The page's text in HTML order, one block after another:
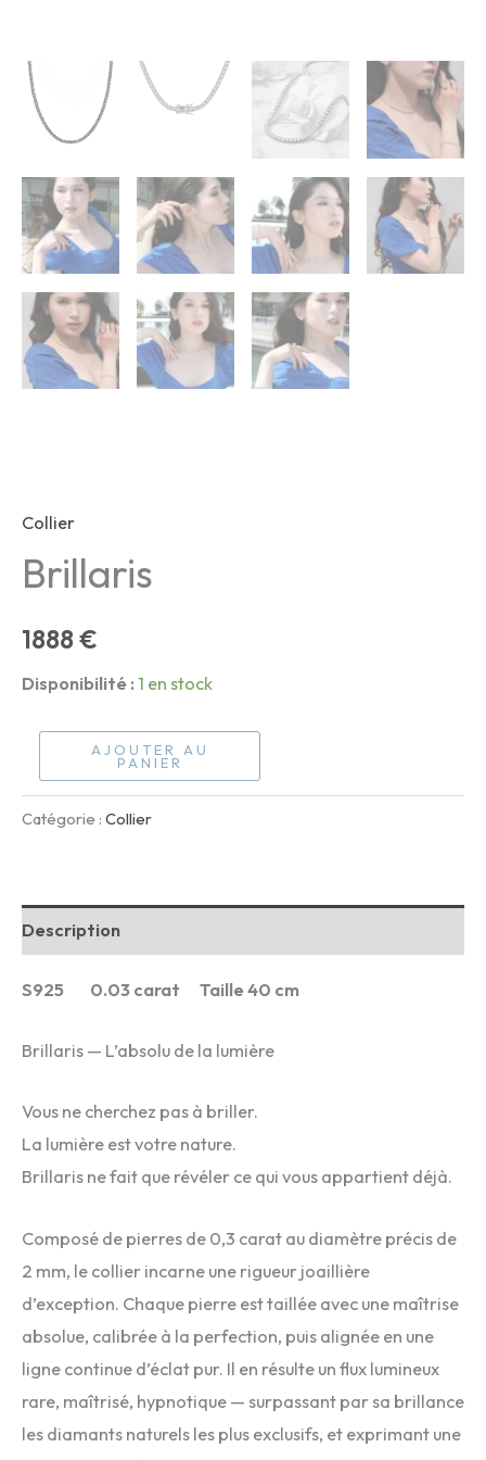
Collier
Brillaris
1888 €
Disponibilité : 1 en stock
de
Brillaris
AJOUTER AU
PANIER
Catégorie : Collier
Description
S925 0.03 carat Taille 40 cm
Brillaris — L’absolu de la lumière
Vous ne cherchez pas à briller.
La lumière est votre nature.
Brillaris ne fait que révéler ce qui vous appartient déjà.
Composé de pierres de 0,3 carat au diamètre précis de
2 mm, le collier incarne une rigueur joaillière
d’exception. Chaque pierre est taillée avec une maîtrise
absolue, calibrée à la perfection, puis alignée en une
ligne continue d’éclat pur. Il en résulte un flux lumineux
rare, maîtrisé, hypnotique — surpassant par sa brillance
les diamants naturels les plus exclusifs, et exprimant une